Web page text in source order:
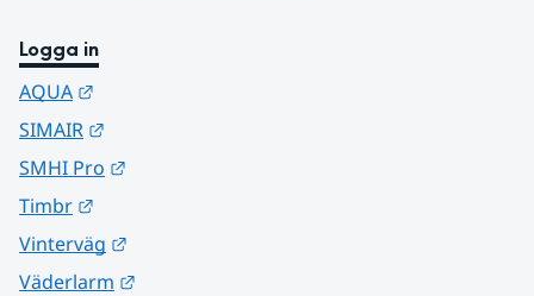
Logga in
AQUA
SIMAIR
SMHI Pro
Timbr
Vinterväg
Väderlarm